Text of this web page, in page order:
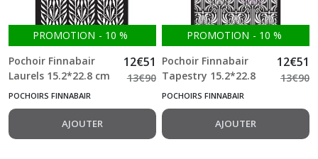
PROMOTION - 10 %
Pochoir Finnabair
Laurels 15.2*22.8 cm
12€51
13€90
POCHOIRS FINNABAIR
AJOUTER
PROMOTION - 10 %
Pochoir Finnabair
Tapestry 15.2*22.8
cm
12€51
13€90
POCHOIRS FINNABAIR
AJOUTER